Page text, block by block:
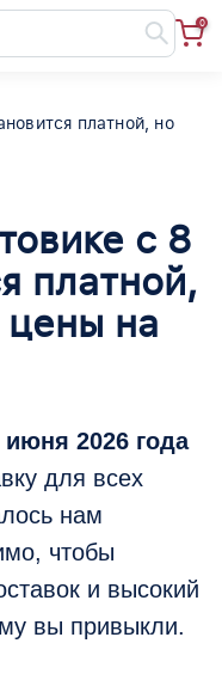
0
платной, но
с 8
платной,
на
июня 2026 года
для всех
нам
чтобы
и высокий
вы привыкли.